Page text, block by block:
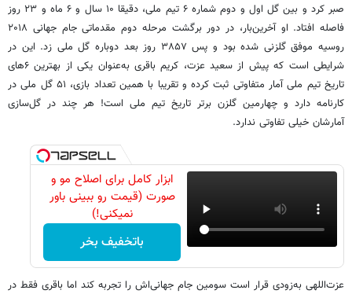
صبر کرد و بین گل اول و دوم شماره ۶ تیم ملی، دقیقا ۱۰ سال و ۶ ماه و ۲۳ روز
فاصله افتاد. او آخرین‌بار، در دور برگشت مرحله دوم مقدماتی جام جهانی ۲۰۱۸
روسیه موفق گلزنی شده بود و پس ۳۸۵۷ روز بعد دوباره گل ملی زد. این در
شرایطی است که پیش از سعید عزت، کریم باقری به‌عنوان یکی از بهترین ۶های
تاریخ تیم ملی آمار متفاوتی ثبت کرده و تقریبا با همین تعداد بازی، ۵۱ گل ملی در
کارنامه دارد و چهارمین گلزن برتر تاریخ تیم ملی است! هر چند در گل‌سازی
آمارشان خیلی تفاوتی ندارد.
ابزار کامل برای اصلاح مو و
صورت (قیمت رو ببینی باور
نمیکنی!)
باتخفیف بخر
عزت‌اللهی به‌زودی قرار است سومین جام جهانی‌اش را تجربه کند اما باقری فقط در